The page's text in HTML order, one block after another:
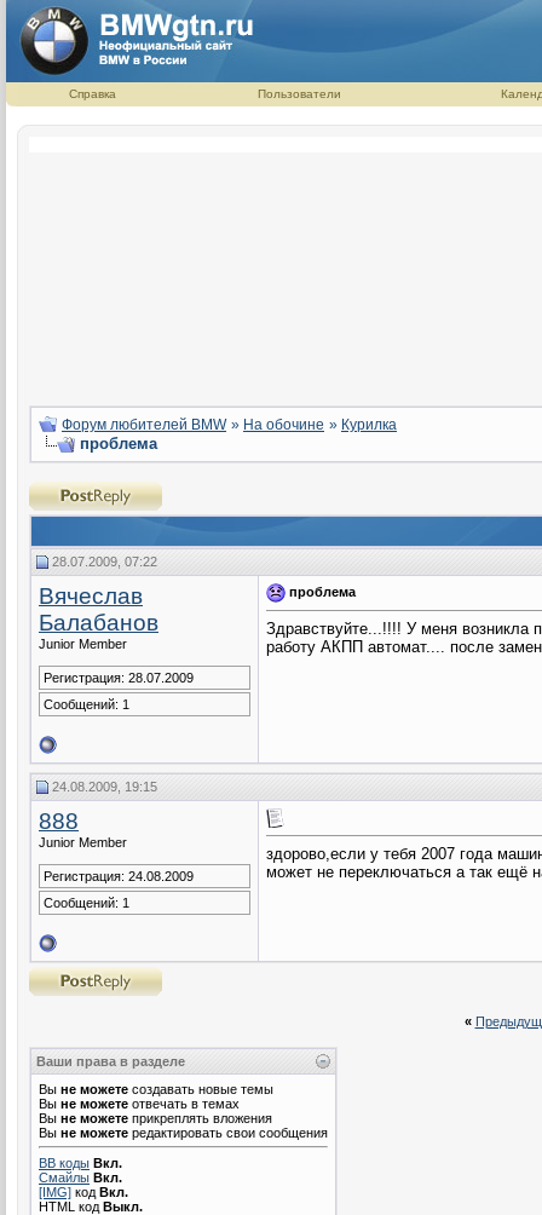
Справка Пользователи
Форум любителей BMW » На обочине » Курилка
проблема
28.07.2009, 07:22
Вячеслав
Балабанов
Junior Member
Регистрация: 28.07.2009
Сообщений: 1
проблема
Здравствуйте...!!!! У меня возникла
работу АКПП автомат.... после
24.08.2009, 19:15
888
Junior Member
Регистрация: 24.08.2009
Сообщений: 1
здорово,если у тебя 2007 года
может не переключаться а так ещё
«
Ваши права в разделе
Вы не можете создавать новые темы
Вы не можете отвечать в темах
Вы не можете прикреплять вложения
Вы не можете редактировать свои сообщения
BB коды Вкл.
Смайлы Вкл.
[IMG] код Вкл.
HTML код Выкл.